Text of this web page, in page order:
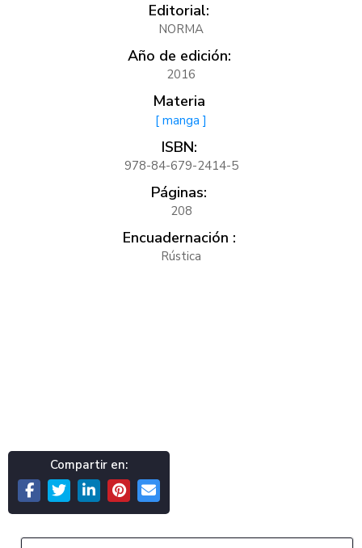
Editorial:
NORMA
Año de edición:
2016
Materia
[ manga ]
ISBN:
978-84-679-2414-5
Páginas:
208
Encuadernación :
Rústica
Compartir en: